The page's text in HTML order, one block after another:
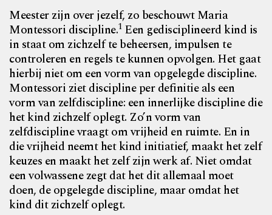
Meester zijn over jezelf, zo beschouwt Maria
Montessori discipline.1Een gedisciplineerd kind is
in staat om zichzelf te beheersen, impulsen te
controleren en regels te kunnen opvolgen. Het gaat
hierbij niet om een vorm van opgelegde discipline.
Montessori ziet discipline per definitie als een
vorm van zelfdiscipline: een innerlijke discipline die
het kind zichzelf oplegt. Zo’n vorm van
zelfdiscipline vraagt om vrijheid en ruimte. En in
die vrijheid neemt het kind initiatief, maakt het zelf
keuzes en maakt het zelf zijn werk af. Niet omdat
een volwassene zegt dat het dit allemaal moet
doen, de opgelegde discipline, maar omdat het
kind dit zichzelf oplegt.